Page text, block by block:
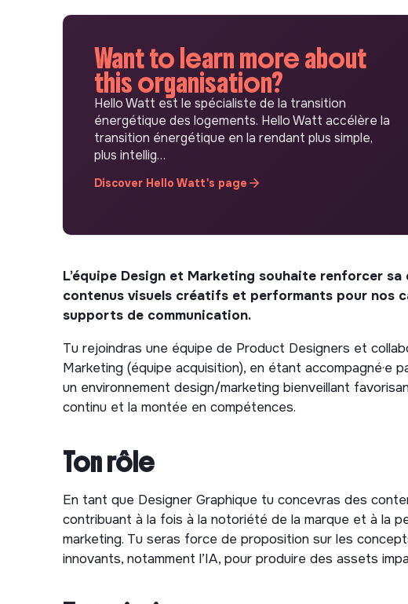
Want to learn more about
this organisation?
Hello Watt est le spécialiste de la transition
énergétique des logements. Hello Watt accélère la
transition énergétique en la rendant plus simple,
plus intellig…
Discover Hello Watt's page
L’équipe Design et Marketing souhaite renforcer
contenus visuels créatifs et performants pour nos
supports de communication.
Tu rejoindras une équipe de Product Designers et
Marketing (équipe acquisition), en étant accompagné·e
un environnement design/marketing bienveillant
continu et la montée en compétences.
Ton rôle
En tant que Designer Graphique tu concevras des
contribuant à la fois à la notoriété de la marque et à la
marketing. Tu seras force de proposition sur les
innovants, notamment l’IA, pour produire des assets